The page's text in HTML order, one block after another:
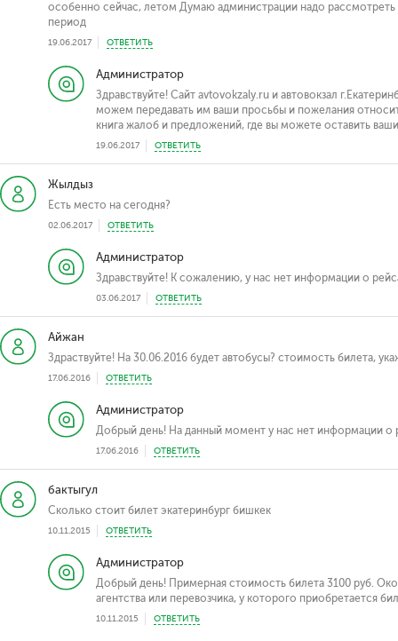
особенно сейчас, летом Думаю администрации надо рассмотреть
период
19.06.2017 ОТВЕТИТЬ
Администратор
Здравствуйте! Сайт avtovokzaly.ru и автовокзал
можем передавать им ваши просьбы и пожелания
книга жалоб и предложений, где вы можете оставить
19.06.2017 ОТВЕТИТЬ
Жылдыз
Есть место на сегодня?
02.06.2017 ОТВЕТИТЬ
Администратор
Здравствуйте! К сожалению, у нас нет информации о
03.06.2017 ОТВЕТИТЬ
Айжан
Здраствуйте! На 30.06.2016 будет автобусы? стоимость билета,
17.06.2016 ОТВЕТИТЬ
Администратор
Добрый день! На данный момент у нас нет информации о
17.06.2016 ОТВЕТИТЬ
бактыгул
Сколько стоит билет экатеринбург бишкек
10.11.2015 ОТВЕТИТЬ
Администратор
Добрый день! Примерная стоимость билета 3100 руб.
агентства или перевозчика, у которого приобретается
10.11.2015 ОТВЕТИТЬ